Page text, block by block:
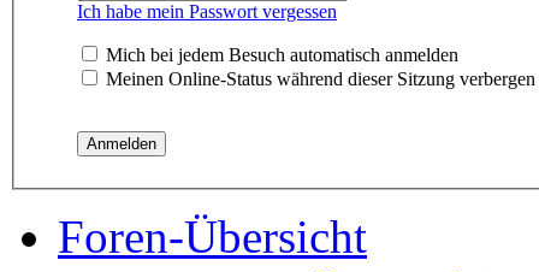
Ich habe mein Passwort vergessen
Mich bei jedem Besuch automatisch anmelden
Meinen Online-Status während dieser Sitzung verbergen
Foren-Übersicht